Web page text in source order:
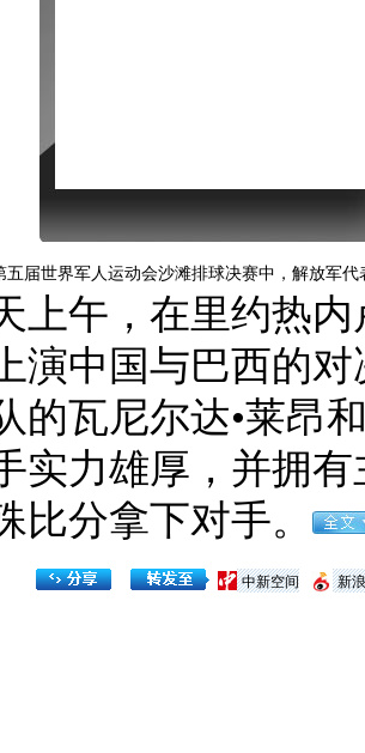
世界军人运动会沙滩排球决赛中，解放军代
午，在里约热内
演中国与巴西的
的瓦尼尔达•莱昂
实力雄厚，并拥
比分拿下对手。
新
中新空间